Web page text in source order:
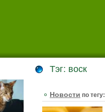
Тэг: воск
Новости по тегу: